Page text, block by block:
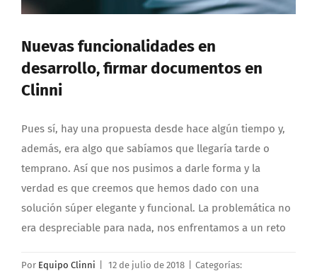
Nuevas funcionalidades en
desarrollo, firmar documentos en
Clinni
Pues sí, hay una propuesta desde hace algún tiempo y,
además, era algo que sabíamos que llegaría tarde o
temprano. Así que nos pusimos a darle forma y la
verdad es que creemos que hemos dado con una
solución súper elegante y funcional. La problemática no
era despreciable para nada, nos enfrentamos a un reto
Por Equipo Clinni 12 de julio de 2018
Categorías: